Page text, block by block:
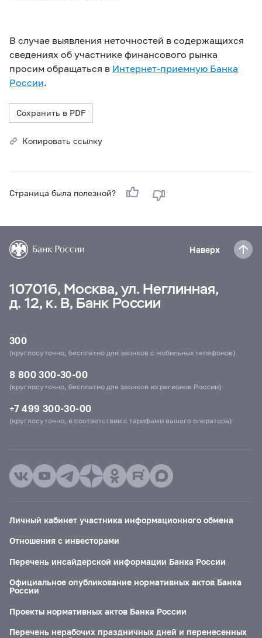
В случае выявления неточностей в содержащихся
сведениях об участнике финансового рынка
просим обращаться в Интернет-приемную Банка
России.
Сохранить в PDF
Копировать ссылку
Страница была полезной?
Наверх
107016, Москва, ул. Неглинная,
д. 12, к. В, Банк России
300
(круглосуточно, бесплатно для звонков с мобильных телефонов)
8 800 300-30-00
(круглосуточно, бесплатно для звонков из регионов России)
+7 499 300-30-00
(круглосуточно, в соответствии с тарифами вашего оператора)
Личный кабинет участника информационного обмена
Отношения с инвесторами
Перечень инсайдерской информации Банка России
Официальное опубликование нормативных актов Банка
России
Проекты нормативных актов Банка России
Перечень нерабочих праздничных дней и перенесенных